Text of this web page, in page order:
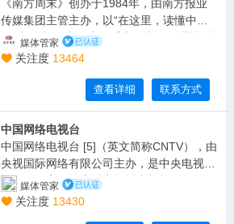
《南方周末》创办于1984年，由南方报业
传媒集团主管主办，以“在这里，读懂中
国”为追求，以“正义、爱心、良知、理性”为
基本理念，是一份在中国有着广泛影响、深
媒体管家
关注度 13464
查看详细 联系方式
中国网络电视台
中国网络电视台 [5]（英文简称CNTV），由
央视国际网络有限公司主办，是中央电视台
旗下的国家网络广播电视播出机构，于200
9年12月28日正式开播。中国网络电视台全
媒体管家
关注度 13430